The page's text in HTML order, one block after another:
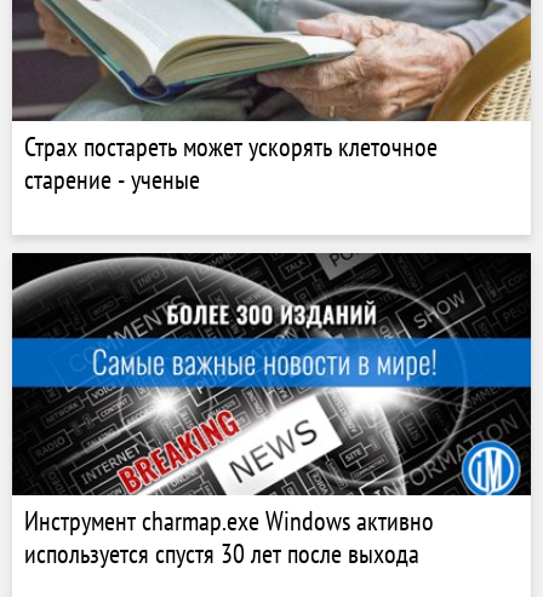
Страх постареть может ускорять клеточное
старение - ученые
Инструмент charmap.exe Windows активно
используется спустя 30 лет после выхода